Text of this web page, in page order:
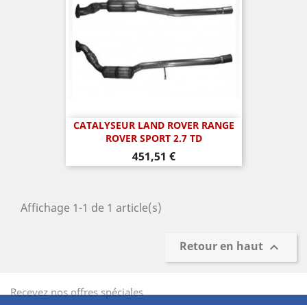
CATALYSEUR LAND ROVER RANGE
ROVER SPORT 2.7 TD
Prix
451,51 €
Affichage 1-1 de 1 article(s)
Retour en haut 
Recevez nos offres spéciales